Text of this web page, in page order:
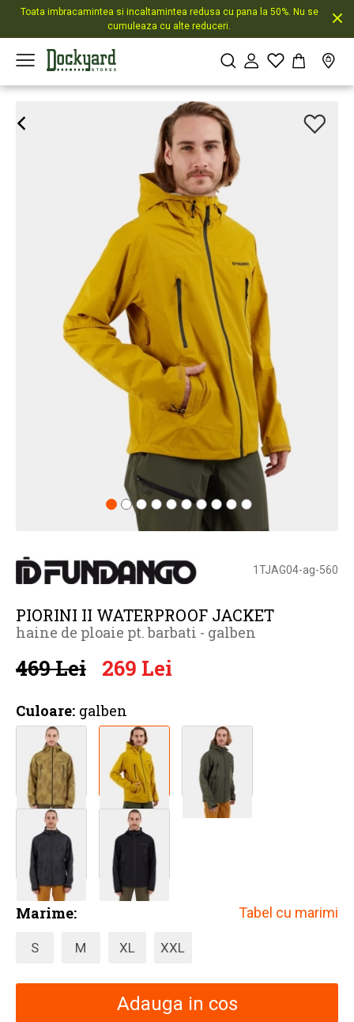
Toata imbracamintea si incaltamintea redusa cu pana la 50%. Nu se
cumuleaza cu alte reduceri.
1TJAG04-ag-560
PIORINI II WATERPROOF JACKET
haine de ploaie pt. barbati - galben
469 Lei 269 Lei
Culoare: galben
Marime: Tabel cu marimi
S M XL XXL
Adauga in cos